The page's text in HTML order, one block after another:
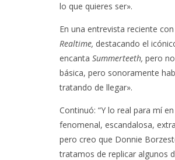
lo que quieres ser».
En una entrevista reciente
Realtime, destacando el
encanta Summerteeth, pero
básica, pero sonoramente
tratando de llegar».
Continuó: “Y lo real para mí
fenomenal, escandalosa,
pero creo que Donnie
tratamos de replicar algunos